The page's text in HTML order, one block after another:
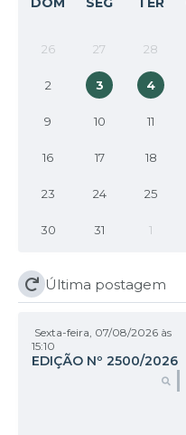
26 27 28
2 3 4
9 10 11
16 17 18
23 24 25
30 31 1
Última postagem
EDIÇÃO Nº 2500/2026
Sexta-feira 07/08/2026
15:10